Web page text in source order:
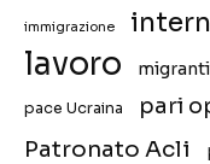
immigrazione
lavoro migranti
pace Ucraina pari
Patronato Acli